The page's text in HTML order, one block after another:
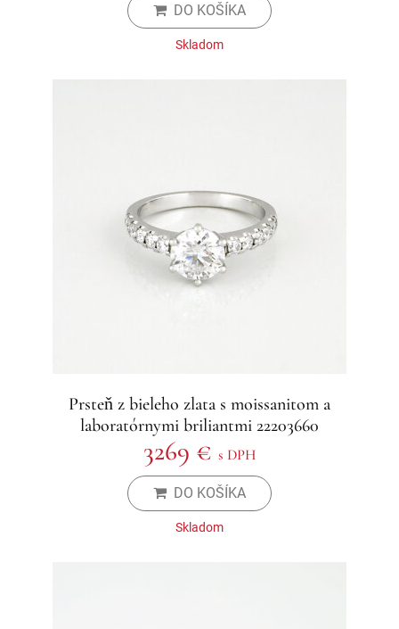
DO KOŠÍKA
Skladom
Prsteň z bieleho zlata s moissanitom a
laboratórnymi briliantmi 22203660
3269 € s DPH
DO KOŠÍKA
Skladom